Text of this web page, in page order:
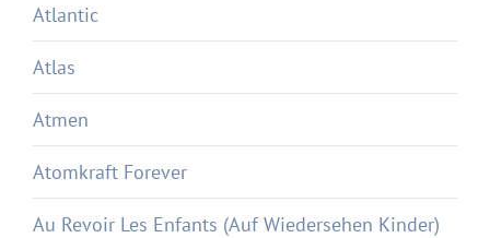
Atlantic
Atlas
Atmen
Atomkraft Forever
Au Revoir Les Enfants (Auf Wiedersehen Kinder)